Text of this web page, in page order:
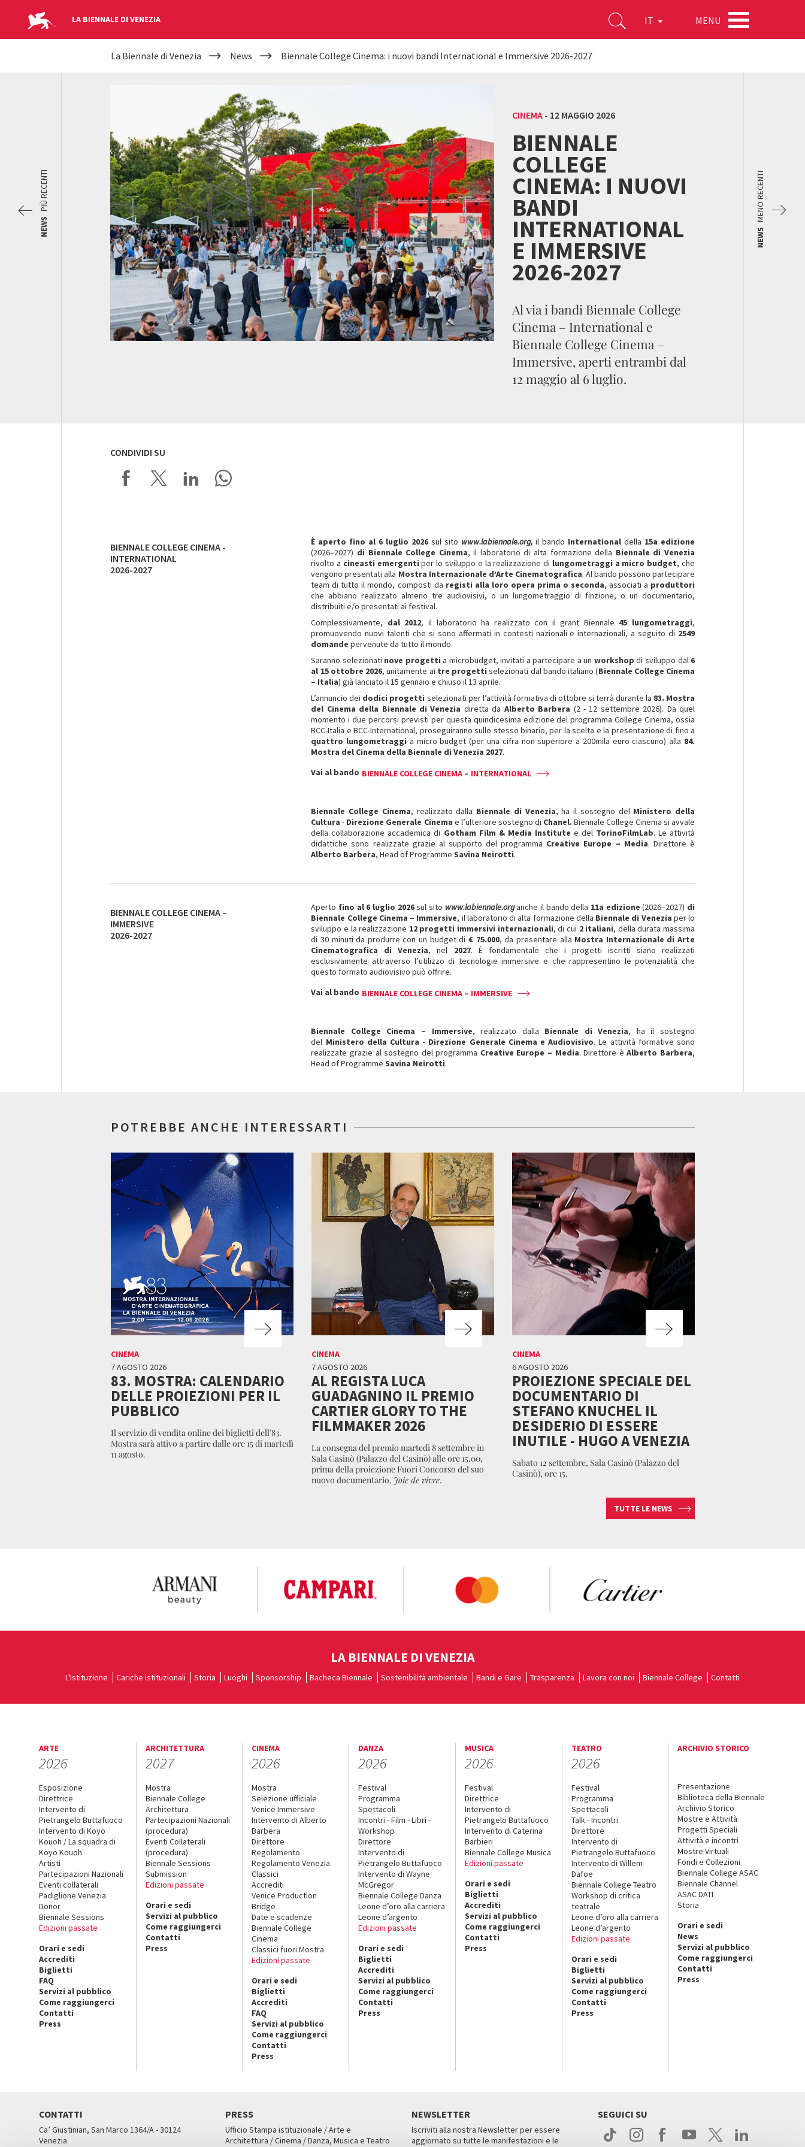
LA BIENNALE DI VENEZIA IT MENU
YOUR
La Biennale di Venezia News Biennale College Cinema: i nuovi bandi International e Immersive 2026-2027
CINEMA- 12 MAGGIO 2026
BIENNALE
COLLEGE
CINEMA: I NUOVI
BANDI
INTERNATIONAL
E IMMERSIVE
2026-2027
Al via i bandi Biennale College
Cinema – International e
Biennale College Cinema –
Immersive, aperti entrambi dal
12 maggio al 6 luglio.
NEWS
MENO RECENTI
NEWS
PIÙ RECENTI
CONDIVIDI SU
BIENNALE COLLEGE CINEMA -
INTERNATIONAL
2026-2027
È aperto fino al 6 luglio 2026sul sito www.labiennale.org, il bando International della 15a edizione
(2026–2027) di Biennale College Cinema, il laboratorio di alta formazione della Biennale di Venezia
rivolto a cineasti emergenti per lo sviluppo e la realizzazione di lungometraggi a micro budget, che
vengono presentati alla Mostra Internazionale d’Arte Cinematografica. Al bando possono partecipare
team di tutto il mondo, composti da registi alla loro opera prima o seconda, associati a produttori
che abbiano realizzato almeno tre audiovisivi, o un lungometraggio di finzione, o un documentario,
distribuiti e/o presentati ai festival.
Complessivamente, dal 2012, il laboratorio ha realizzato con il grant Biennale 45 lungometraggi,
promuovendo nuovi talenti che si sono affermati in contesti nazionali e internazionali, a seguito di 2549
domande pervenute da tutto il mondo.
Saranno selezionati nove progettia microbudget, invitati a partecipare a un workshop di sviluppo dal 6
al 15 ottobre 2026, unitamente ai tre progetti selezionati dal bando italiano (Biennale College Cinema
– Italia) già lanciato il 15 gennaio e chiuso il 13 aprile.
L’annuncio dei dodici progetti selezionati per l’attività formativa di ottobre si terrà durante la 83. Mostra
del Cinema della Biennale di Venezia diretta da Alberto Barbera (2 - 12 settembre 2026). Da quel
momento i due percorsi previsti per questa quindicesima edizione del programma College Cinema, ossia
BCC-Italia e BCC-International, proseguiranno sullo stesso binario, per la scelta e la presentazione di fino a
quattro lungometraggi a micro budget (per una cifra non superiore a 200mila euro ciascuno) alla 84.
Mostra del Cinema della Biennale di Venezia 2027.
Vai al bando BIENNALE COLLEGE CINEMA – INTERNATIONAL
Biennale College Cinema, realizzato dalla Biennale di Venezia, ha il sostegno del Ministero della
Cultura- Direzione Generale Cinema e l’ulteriore sostegno di Chanel. Biennale College Cinema si avvale
della collaborazione accademica di Gotham Film & Media Institute e delTorinoFilmLab. Le attività
didattiche sono realizzate grazie al supporto del programma Creative Europe – Media. Direttore è
Alberto Barbera, Head of ProgrammeSavina Neirotti.
BIENNALE COLLEGE CINEMA –
IMMERSIVE
2026-2027
Aperto fino al 6 luglio 2026sul sito www.labiennale.organche il bando della 11a edizione (2026–2027) di
Biennale College Cinema – Immersive, il laboratorio di alta formazione della Biennale di Venezia per lo
sviluppo e la realizzazione 12 progetti immersivi internazionali, di cui 2 italiani, della durata massima
di 30 minuti da produrre con un budget di € 75.000, da presentare alla Mostra Internazionale di Arte
Cinematografica di Venezia, nel 2027. È fondamentale che i progetti iscritti siano realizzati
esclusivamente attraverso l’utilizzo di tecnologie immersive e che rappresentino le potenzialità che
questo formato audiovisivo può offrire.
Vai al bando BIENNALE COLLEGE CINEMA – IMMERSIVE
Biennale College Cinema – Immersive, realizzato dalla Biennale di Venezia, ha il sostegno
del Ministero della Cultura - Direzione Generale Cinema e Audiovisivo. Le attività formative sono
realizzate grazie al sostegno del programma Creative Europe – Media. Direttore èAlberto Barbera,
Head of ProgrammeSavina Neirotti.
POTREBBE ANCHE INTERESSARTI
CINEMA
7 AGOSTO 2026
83. MOSTRA: CALENDARIO
DELLE PROIEZIONI PER IL
PUBBLICO
Il servizio di vendita online dei biglietti dell’83.
Mostra sarà attivo a partire dalle ore 15 di martedì
11 agosto.
CINEMA
7 AGOSTO 2026
AL REGISTA LUCA
GUADAGNINO IL PREMIO
CARTIER GLORY TO THE
FILMMAKER 2026
La consegna del premio martedì 8 settembre in
Sala Casinò (Palazzo del Casinò) alle ore 15.00,
prima della proiezione Fuori Concorso del suo
nuovo documentario, Joie de vivre.
CINEMA
6 AGOSTO 2026
PROIEZIONE SPECIALE DEL
DOCUMENTARIO DI
STEFANO KNUCHEL IL
DESIDERIO DI ESSERE
INUTILE - HUGO A VENEZIA
Sabato 12 settembre, Sala Casinò (Palazzo del
Casinò), ore 15.
TUTTE LE NEWS
LA BIENNALE DI VENEZIA
L'Istituzione Cariche istituzionali Storia Luoghi Sponsorship Bacheca Biennale Sostenibilità ambientale Bandi e Gare Trasparenza Lavora con noi Biennale College Contatti
ARTE
2026
Esposizione
Direttrice
Intervento di
Pietrangelo Buttafuoco
Intervento di Koyo
Kouoh / La squadra di
Koyo Kouoh
Artisti
Partecipazioni Nazionali
Eventi collaterali
Padiglione Venezia
Donor
Biennale Sessions
Edizioni passate
Orari e sedi
Accrediti
Biglietti
FAQ
Servizi al pubblico
Come raggiungerci
Contatti
Press
ARCHITETTURA
2027
Mostra
Biennale College
Architettura
Partecipazioni Nazionali
(procedura)
Eventi Collaterali
(procedura)
Biennale Sessions
Submission
Edizioni passate
Orari e sedi
Servizi al pubblico
Come raggiungerci
Contatti
Press
CINEMA
2026
Mostra
Selezione ufficiale
Venice Immersive
Intervento di Alberto
Barbera
Direttore
Regolamento
Regolamento Venezia
Classici
Accrediti
Venice Production
Bridge
Date e scadenze
Biennale College
Cinema
Classici fuori Mostra
Edizioni passate
Orari e sedi
Biglietti
Accrediti
FAQ
Servizi al pubblico
Come raggiungerci
Contatti
Press
DANZA
2026
Festival
Programma
Spettacoli
Incontri - Film - Libri -
Workshop
Direttore
Intervento di
Pietrangelo Buttafuoco
Intervento di Wayne
McGregor
Biennale College Danza
Leone d’oro alla carriera
Leone d’argento
Edizioni passate
Orari e sedi
Biglietti
Accrediti
Servizi al pubblico
Come raggiungerci
Contatti
Press
MUSICA
2026
Festival
Direttrice
Intervento di
Pietrangelo Buttafuoco
Intervento di Caterina
Barbieri
Biennale College Musica
Edizioni passate
Orari e sedi
Biglietti
Accrediti
Servizi al pubblico
Come raggiungerci
Contatti
Press
TEATRO
2026
Festival
Programma
Spettacoli
Talk - Incontri
Direttore
Intervento di
Pietrangelo Buttafuoco
Intervento di Willem
Dafoe
Biennale College Teatro
Workshop di critica
teatrale
Leone d’oro alla carriera
Leone d’argento
Edizioni passate
Orari e sedi
Biglietti
Servizi al pubblico
Come raggiungerci
Contatti
Press
ARCHIVIO STORICO
Presentazione
Biblioteca della Biennale
Archivio Storico
Mostre e Attività
Progetti Speciali
Attività e incontri
Mostre Virtuali
Fondi e Collezioni
Biennale College ASAC
Biennale Channel
ASAC DATI
Storia
Orari e sedi
News
Servizi al pubblico
Come raggiungerci
Contatti
Press
CONTATTI
Ca’ Giustinian, San Marco 1364/A - 30124
Venezia
PRESS
Ufficio Stampa istituzionale / Arte e
Architettura / Cinema / Danza, Musica e Teatro
NEWSLETTER
Iscriviti alla nostra Newsletter per essere
aggiornato su tutte le manifestazioni e le
SEGUICI SU